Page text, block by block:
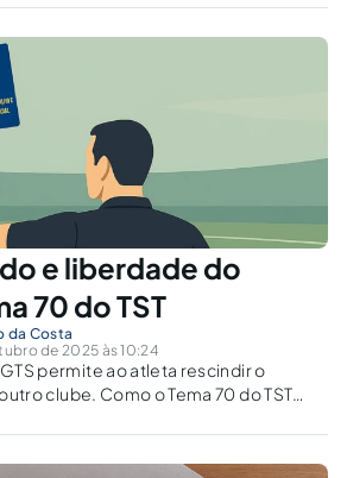
e liberdade do
70 do TST
da Costa
de 2025 às 10:24
permite ao atleta rescindir o
clube. Como o Tema 70 do TST